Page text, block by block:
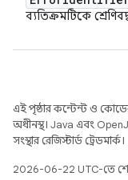
ব্যতিক্রমটিকে
এই পৃষ্ঠার কন্টেন্ট ও
অধীনস্থ। Java এবং
সংস্থার রেজিস্টার্ড ট্রেডমার্ক।
2026-06-22 UTC-তে